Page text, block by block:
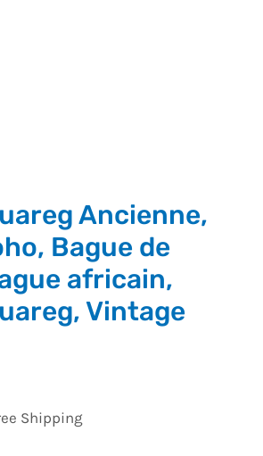
Ancienne,
Bague de
africain,
Vintage
Shipping